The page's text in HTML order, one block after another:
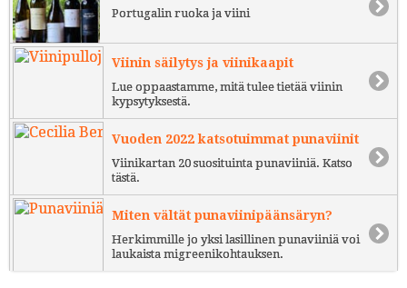
Portugalin ruoka ja viini
Viinin säilytys ja viinikaapit
Lue oppaastamme, mitä tulee tietää viinin
kypsytyksestä.
Vuoden 2022 katsotuimmat punaviinit
Viinikartan 20 suosituinta punaviiniä. Katso
tästä.
Miten vältät punaviinipäänsäryn?
Herkimmille jo yksi lasillinen punaviiniä voi
laukaista migreenikohtauksen.